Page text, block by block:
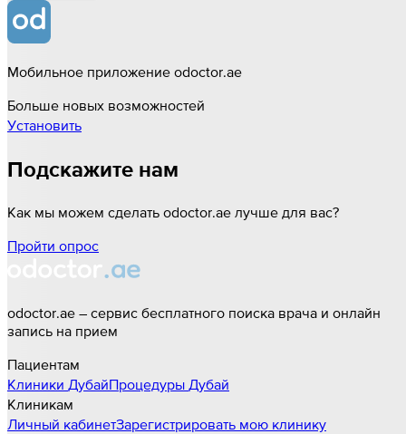
Мобильное приложение odoctor.ae
Больше новых возможностей
Установить
Подскажите нам
Как мы можем сделать odoctor.ae лучше для вас?
Пройти опрос
odoctor.ae – сервис бесплатного поиска врача и онлайн
запись на прием
Пациентам
Клиники ДубайПроцедуры Дубай
Клиникам
Личный кабинетЗарегистрировать мою клинику